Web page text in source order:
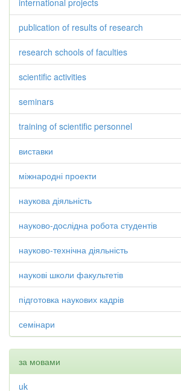
international projects
publication of results of research
research schools of faculties
scientific activities
seminars
training of scientific personnel
виставки
міжнародні проекти
наукова діяльність
науково-дослідна робота студентів
науково-технічна діяльність
наукові школи факультетів
підготовка наукових кадрів
семінари
за мовами
uk